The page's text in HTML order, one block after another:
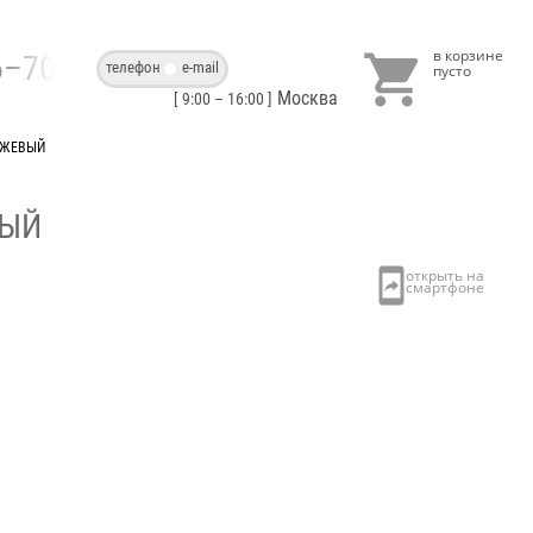
телефон e-mail
[ 9:00 – 16:00 ] Москва 